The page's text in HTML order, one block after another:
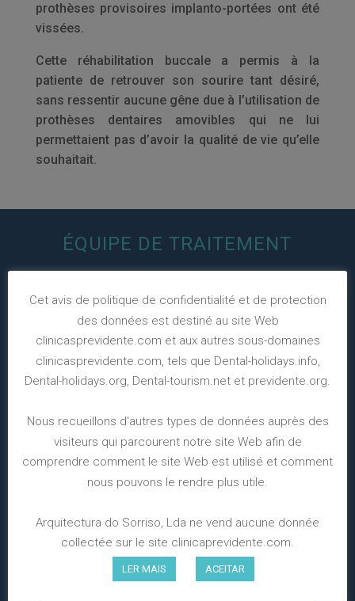
prothèses provisoires implanto-portées ont été
vissées.
Cette réhabilitation buccalea permis à la
patiente de retrouver son sourire tant désiré,
sans ressentir aucune gêne due à l’utilisation de
prothèses dentaires amovibles qui ne lui
permettaient pas d’avoir la qualité de vie qu’elle
souhaitait.
ÉQUIPE DE TRAITEMENT
Cet avis de politique de confidentialité et de protection
des données est destiné au site Web
clinicasprevidente.com et aux autres sous-domaines
clinicasprevidente.com, tels que Dental-holidays.info,
Dental-holidays.org, Dental-tourism.net et previdente.org.
Nous recueillons d'autres types de données auprès des
visiteurs qui parcourent notre site Web afin de
comprendre comment le site Web est utilisé et comment
nous pouvons le rendre plus utile.
Arquitectura do Sorriso, Lda ne vend aucune donnée
collectée sur le site clinicaprevidente.com.
LER MAIS ACEITAR